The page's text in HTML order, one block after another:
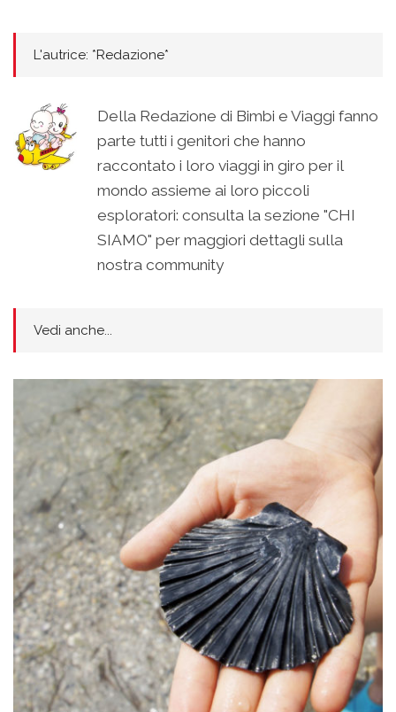
L'autrice: *Redazione*
Della Redazione di Bimbi e Viaggi fanno
parte tutti i genitori che hanno
raccontato i loro viaggi in giro per il
mondo assieme ai loro piccoli
esploratori: consulta la sezione "CHI
SIAMO" per maggiori dettagli sulla
nostra community
Vedi anche...